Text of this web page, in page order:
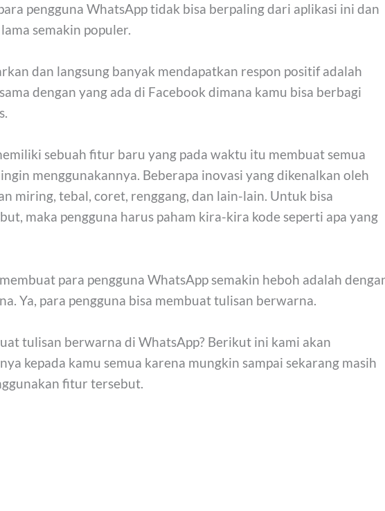
pengguna WhatsApp tidak bisa berpaling dari aplikasi ini dan
semakin populer.
dan langsung banyak mendapatkan respon positif adalah
dengan yang ada di Facebook dimana kamu bisa berbagi
sebuah fitur baru yang pada waktu itu membuat semua
menggunakannya. Beberapa inovasi yang dikenalkan oleh
miring, tebal, coret, renggang, dan lain-lain. Untuk bisa
maka pengguna harus paham kira-kira kode seperti apa yang
para pengguna WhatsApp semakin heboh adalah
Ya, para pengguna bisa membuat tulisan berwarna.
tulisan berwarna di WhatsApp? Berikut ini kami akan
kepada kamu semua karena mungkin sampai sekarang masih
fitur tersebut.